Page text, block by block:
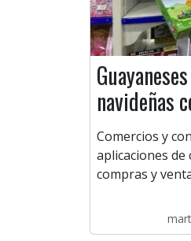
navideñas
Comercios y
aplicaciones
compras y